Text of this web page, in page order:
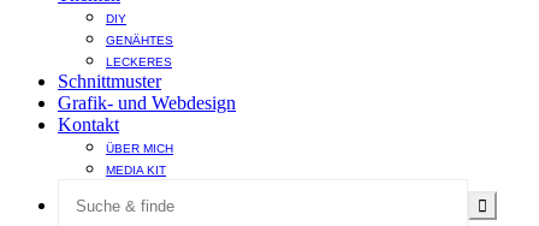
DIY
GENÄHTES
LECKERES
Schnittmuster
Grafik- und Webdesign
Kontakt
ÜBER MICH
MEDIA KIT